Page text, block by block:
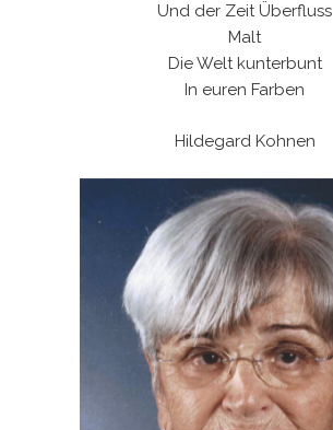
Und der Zeit Überfluss
Malt
Die Welt kunterbunt
In euren Farben
Hildegard Kohnen